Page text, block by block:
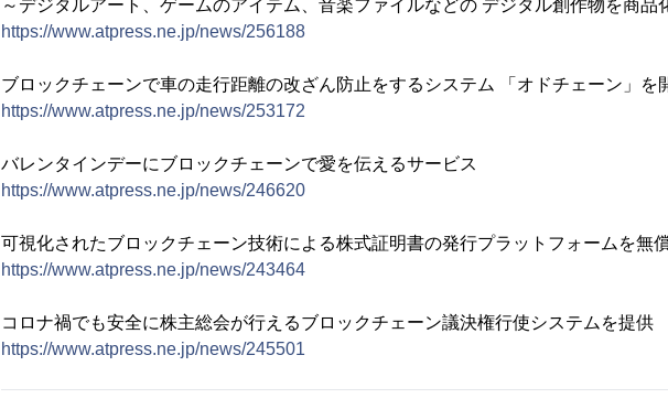
～デジタルアート、ゲームのアイテム、音楽ファイルなどの デジタル創作物を商品
https://www.atpress.ne.jp/news/256188
ブロックチェーンで車の走行距離の改ざん防止をするシステム 「オドチェーン」を
https://www.atpress.ne.jp/news/253172
バレンタインデーにブロックチェーンで愛を伝えるサービス
https://www.atpress.ne.jp/news/246620
可視化されたブロックチェーン技術による株式証明書の発行プラットフォームを無
https://www.atpress.ne.jp/news/243464
コロナ禍でも安全に株主総会が行えるブロックチェーン議決権行使システムを提供
https://www.atpress.ne.jp/news/245501